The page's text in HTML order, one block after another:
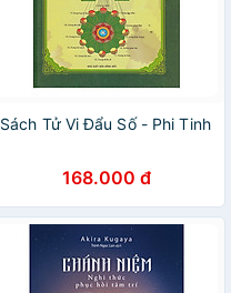
Sách Tử Vi Đẩu Số - Phi Tinh
168.000 đ